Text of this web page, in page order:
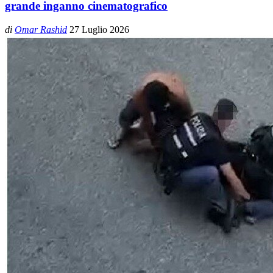
grande inganno cinematografico
di Omar Rashid 27 Luglio 2026